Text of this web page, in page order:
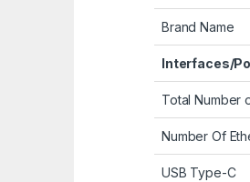
Brand Name
Interfaces/
Total Number
Number Of
USB Type-C